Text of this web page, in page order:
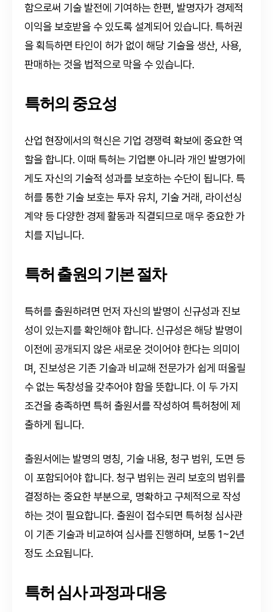
함으로써 기술 발전에 기여하는 한편, 발명자가 경제적
이익을 보호받을 수 있도록 설계되어 있습니다. 특허권
을 획득하면 타인이 허가 없이 해당 기술을 생산, 사용,
판매하는 것을 법적으로 막을 수 있습니다.
특허의 중요성
산업 현장에서의 혁신은 기업 경쟁력 확보에 중요한 역
할을 합니다. 이때 특허는 기업뿐 아니라 개인 발명가에
게도 자신의 기술적 성과를 보호하는 수단이 됩니다. 특
허를 통한 기술 보호는 투자 유치, 기술 거래, 라이선싱
계약 등 다양한 경제 활동과 직결되므로 매우 중요한 가
치를 지닙니다.
특허 출원의 기본 절차
특허를 출원하려면 먼저 자신의 발명이 신규성과 진보
성이 있는지를 확인해야 합니다. 신규성은 해당 발명이
이전에 공개되지 않은 새로운 것이어야 한다는 의미이
며, 진보성은 기존 기술과 비교해 전문가가 쉽게 떠올릴
수 없는 독창성을 갖추어야 함을 뜻합니다. 이 두 가지
조건을 충족하면 특허 출원서를 작성하여 특허청에 제
출하게 됩니다.
출원서에는 발명의 명칭, 기술 내용, 청구 범위, 도면 등
이 포함되어야 합니다. 청구 범위는 권리 보호의 범위를
결정하는 중요한 부분으로, 명확하고 구체적으로 작성
하는 것이 필요합니다. 출원이 접수되면 특허청 심사관
이 기존 기술과 비교하여 심사를 진행하며, 보통 1~2년
정도 소요됩니다.
특허 심사 과정과 대응